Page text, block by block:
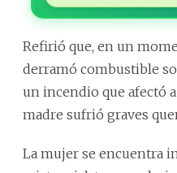
Refirió que, en un
derramó combustible
un incendio que afectó
madre sufrió graves
La mujer se encuentra